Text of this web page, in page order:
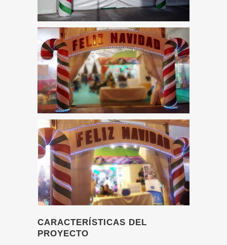
CARACTERÍSTICAS DEL
PROYECTO